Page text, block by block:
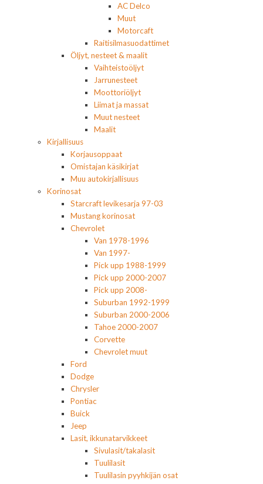
AC Delco
Muut
Motorcaft
Raitisilmasuodattimet
Öljyt, nesteet & maalit
Vaihteistoöljyt
Jarrunesteet
Moottoriöljyt
Liimat ja massat
Muut nesteet
Maalit
Kirjallisuus
Korjausoppaat
Omistajan käsikirjat
Muu autokirjallisuus
Korinosat
Starcraft levikesarja 97-03
Mustang korinosat
Chevrolet
Van 1978-1996
Van 1997-
Pick upp 1988-1999
Pick upp 2000-2007
Pick upp 2008-
Suburban 1992-1999
Suburban 2000-2006
Tahoe 2000-2007
Corvette
Chevrolet muut
Ford
Dodge
Chrysler
Pontiac
Buick
Jeep
Lasit, ikkunatarvikkeet
Sivulasit/takalasit
Tuulilasit
Tuulilasin pyyhkijän osat